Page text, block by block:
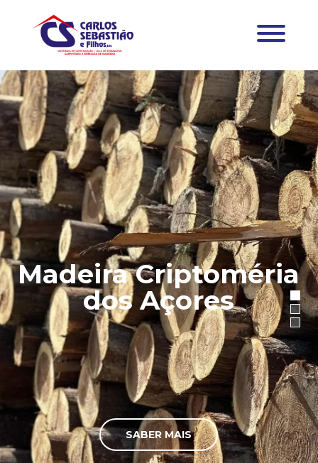
Madeira Criptoméria
dos Açores
SABER MAIS